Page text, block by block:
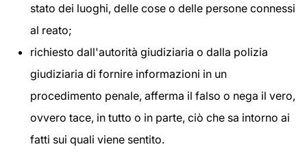
stato dei luoghi, delle cose o delle persone connessi
al reato;
richiesto dall'autorità giudiziaria o dalla polizia
giudiziaria di fornire informazioni in un
procedimento penale, afferma il falso o nega il vero,
ovvero tace, in tutto o in parte, ciò che sa intorno ai
fatti sui quali viene sentito.